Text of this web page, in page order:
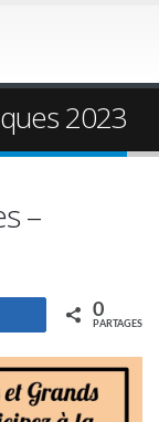
2023
–
Partagez 0
PARTAGES